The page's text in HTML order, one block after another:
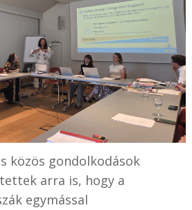
közös gondolkodások
arra is, hogy a
egymással